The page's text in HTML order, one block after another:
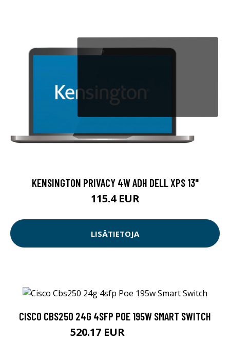
KENSINGTON PRIVACY 4W ADH DELL XPS 13"
115.4 EUR
LISÄTIETOJA
CISCO CBS250 24G 4SFP POE 195W SMART SWITCH
520.17 EUR